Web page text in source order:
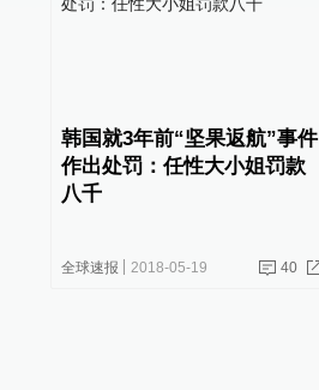
韩国就3年前“坚果返航”事件
作出处罚：任性大小姐罚款
八千
全球速报 2018-05-19 40